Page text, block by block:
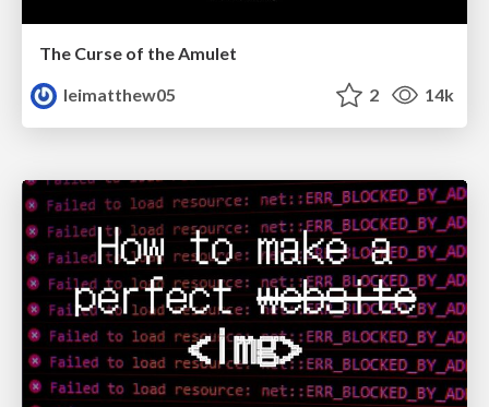
The Curse of the Amulet
leimatthew05
2 14k